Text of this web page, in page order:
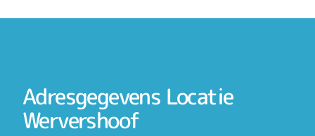
Adresgegevens Locatie
Wervershoof